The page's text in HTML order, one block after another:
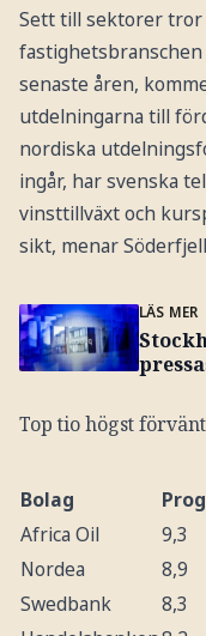
Sett till sektorer
senaste åren,
utdelningarna till
nordiska
ingår, har svenska
vinsttillväxt och
sikt, menar
LÄS MER
Top tio högst
Bolag
Africa Oil
9,3
Nordea
8,9
Swedbank
8,3